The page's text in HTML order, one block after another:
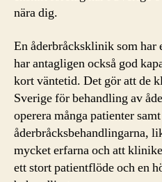
nära dig.
En åderbråcksklinik som har
har antagligen också god
kort väntetid. Det gör att de
Sverige för behandling av
operera många patienter
åderbråcksbehandlingarna,
mycket erfarna och att
ett stort patientflöde och en